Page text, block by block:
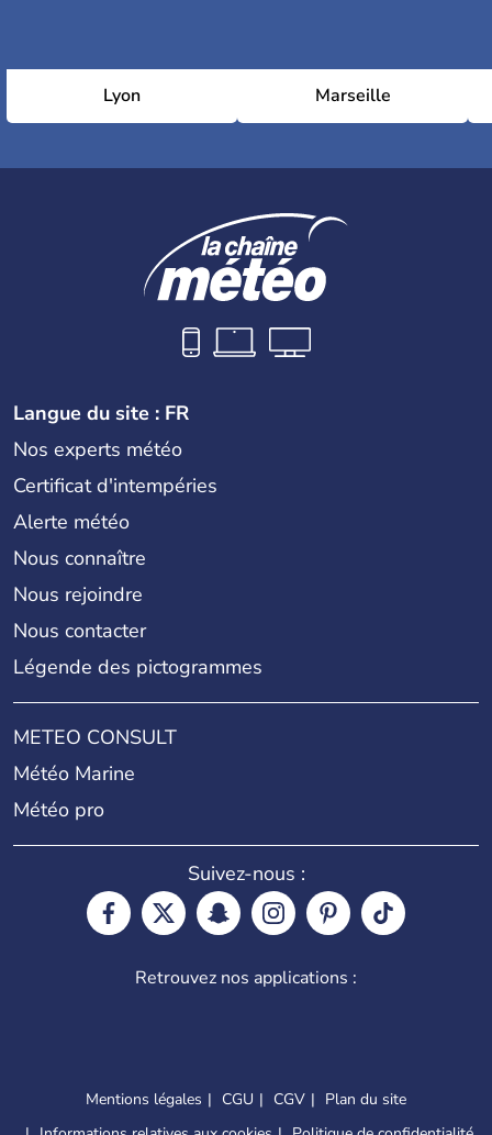
Lyon Marseille
Langue du site : FR
Nos experts météo
Certificat d'intempéries
Alerte météo
Nous connaître
Nous rejoindre
Nous contacter
Légende des pictogrammes
METEO CONSULT
Météo Marine
Météo pro
Suivez-nous :
Retrouvez nos applications :
Mentions légales CGU CGV
Plan du site